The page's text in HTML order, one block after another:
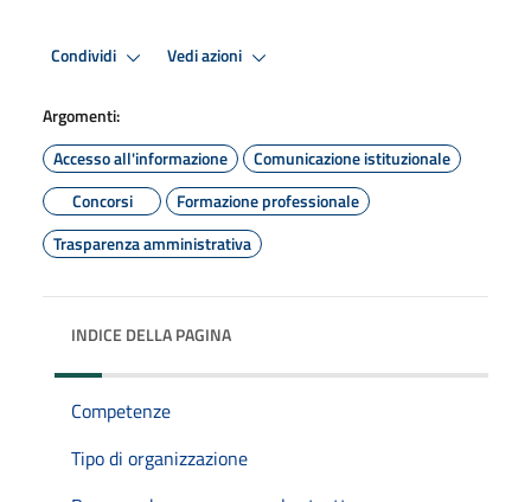
Condividi Vedi azioni
Argomenti:
Accesso all'informazione
Comunicazione istituzionale
Concorsi
Formazione professionale
Trasparenza amministrativa
INDICE DELLA PAGINA
Competenze
Tipo di organizzazione